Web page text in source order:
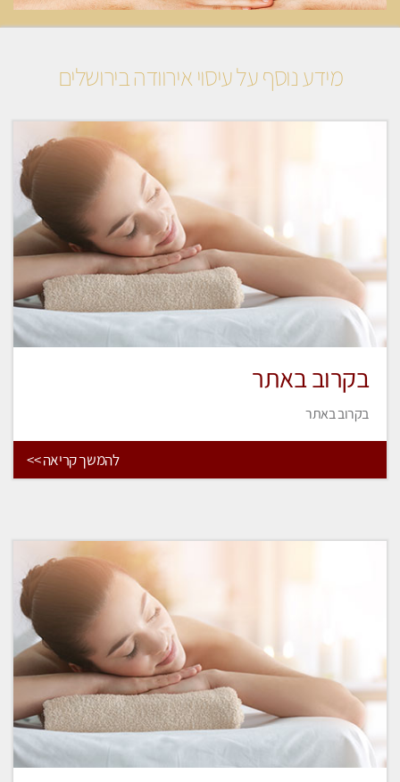
מידע נוסף על עיסוי אירוודה בירושלים
בקרוב באתר
בקרוב באתר
להמשך קריאה >>